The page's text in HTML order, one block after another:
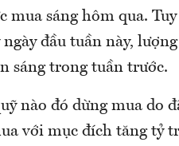
mua sáng hôm qua.
đầu tuần này,
sáng trong tuần trước.
nào đó dừng mua do
với mục đích tăng tỷ